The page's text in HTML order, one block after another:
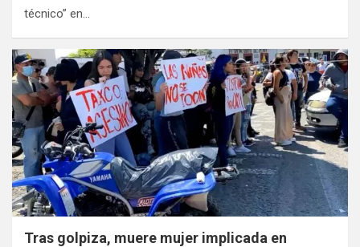
técnico” en…
Tras golpiza, muere mujer implicada en